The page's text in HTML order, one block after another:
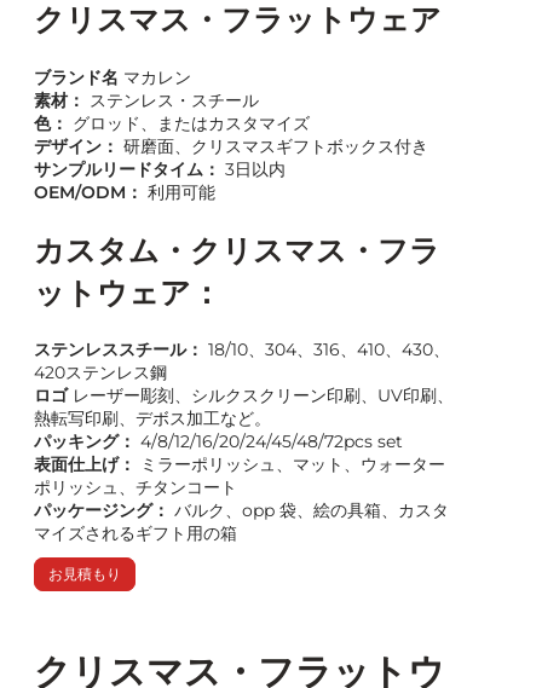
クリスマス・フラットウェア
ブランド名 マカレン
素材： ステンレス・スチール
色： グロッド、またはカスタマイズ
デザイン： 研磨面、クリスマスギフトボックス付き
サンプルリードタイム： 3日以内
OEM/ODM： 利用可能
カスタム・クリスマス・フラ
ットウェア：
ステンレススチール： 18/10、304、316、410、430、
420ステンレス鋼
ロゴレーザー彫刻、シルクスクリーン印刷、UV印刷、
熱転写印刷、デボス加工など。
パッキング： 4/8/12/16/20/24/45/48/72pcs set
表面仕上げ：
ミラーポリッシュ、マット、ウォーター
ポリッシュ、チタンコート
パッケージング： バルク、opp 袋、絵の具箱、カスタ
マイズされるギフト用の箱
お見積もり
クリスマス・フラットウ